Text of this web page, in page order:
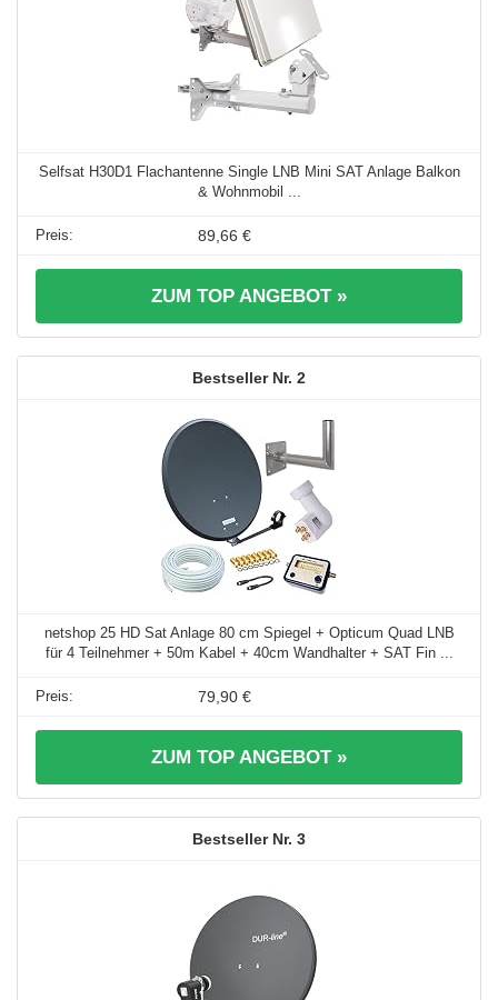
Selfsat H30D1 Flachantenne Single LNB Mini SAT Anlage Balkon
& Wohnmobil ...
89,66 €
ZUM TOP ANGEBOT »
2
netshop 25 HD Sat Anlage 80 cm Spiegel + Opticum Quad LNB
für 4 Teilnehmer + 50m Kabel + 40cm Wandhalter + SAT Fin ...
79,90 €
ZUM TOP ANGEBOT »
3